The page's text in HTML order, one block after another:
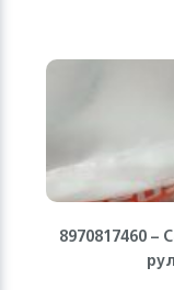
8970817460 –